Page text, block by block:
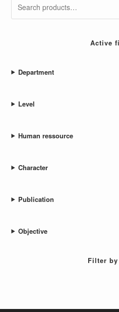
Active
Department
Level
Human ressource
Character
Publication
Objective
Filter